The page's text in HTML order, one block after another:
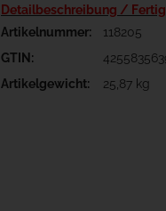
Detailbeschreibung /
Artikelnummer:
118205
GTIN:
Artikelgewicht:
25,87 kg